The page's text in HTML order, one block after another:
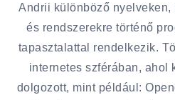
Andrii különböző nyelveken,
és rendszerekre történő
tapasztalattal rendelkezik.
internetes szférában, ahol
dolgozott, mint például: